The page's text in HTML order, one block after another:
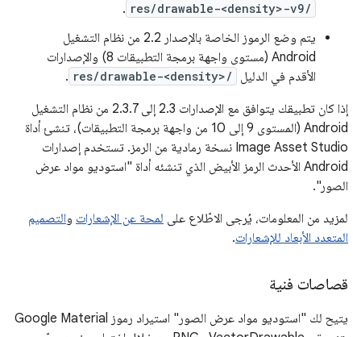
res/drawable-<density>-v9/
.
يتم وضع الرموز الخاصة بالإصدار 2.2 من نظام التشغيل
Android (مستوى واجهة برمجة التطبيقات 8) والإصدارات
الأقدم في الدليل
res/drawable-<density>/
.
إذا كان تطبيقك يتوافق مع الإصدارات 2.3 إلى 2.3.7 من نظام التشغيل
Android (المستوى 9 إلى 10 من واجهة برمجة التطبيقات)، تنشئ أداة
Image Asset Studio نسخة رمادية من الرمز. تستخدم إصدارات
Android الأحدث الرمز الأبيض الذي تنشئه أداة "استوديو مواد عرض
الصور".
لمزيد من المعلومات، يُرجى الاطّلاع على لمحة عن الإشعارات والتصميم
المتعدد الأبعاد للإشعارات.
قصاصات فنية
يتيح لك "استوديو مواد عرض الصور" استيراد رموز Google Material